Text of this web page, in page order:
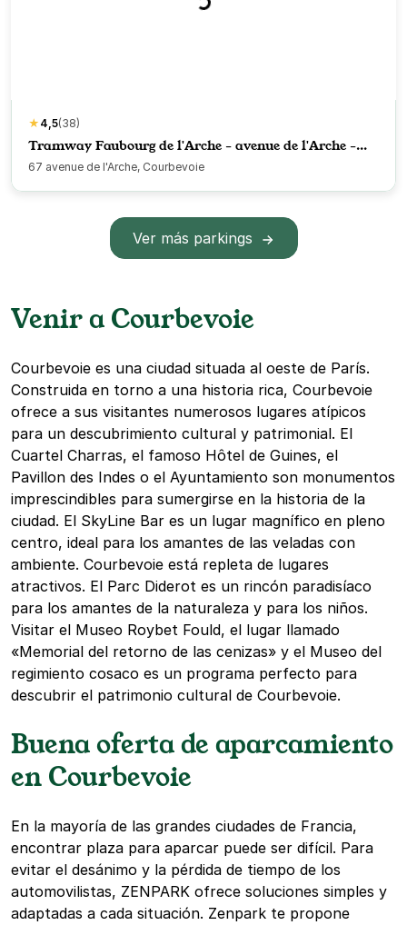
★ 4,5(38)
Tramway Faubourg de l'Arche - avenue de l'Arche -
Courbevoie
67 avenue de l'Arche, Courbevoie
Ver más parkings
Venir a Courbevoie
Courbevoie es una ciudad situada al oeste de París.
Construida en torno a una historia rica, Courbevoie
ofrece a sus visitantes numerosos lugares atípicos
para un descubrimiento cultural y patrimonial. El
Cuartel Charras, el famoso Hôtel de Guines, el
Pavillon des Indes o el Ayuntamiento son monumentos
imprescindibles para sumergirse en la historia de la
ciudad. El SkyLine Bar es un lugar magnífico en pleno
centro, ideal para los amantes de las veladas con
ambiente. Courbevoie está repleta de lugares
atractivos. El Parc Diderot es un rincón paradisíaco
para los amantes de la naturaleza y para los niños.
Visitar el Museo Roybet Fould, el lugar llamado
«Memorial del retorno de las cenizas» y el Museo del
regimiento cosaco es un programa perfecto para
descubrir el patrimonio cultural de Courbevoie.
Buena oferta de aparcamiento
en Courbevoie
En la mayoría de las grandes ciudades de Francia,
encontrar plaza para aparcar puede ser difícil. Para
evitar el desánimo y la pérdida de tiempo de los
automovilistas, ZENPARK ofrece soluciones simples y
adaptadas a cada situación. Zenpark te propone